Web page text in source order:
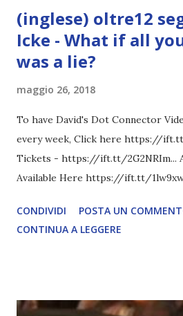
(inglese) oltre12
Icke - What if all
was a lie?
maggio 26, 2018
To have David's Dot Connector
every week, Click here https://
Tickets - https://ift.tt/2G2NRIm...
Available Here https://ift.tt/
COMPLETO - fonte
CONDIVIDI
POSTA UN
CONTINUA A LEGGERE